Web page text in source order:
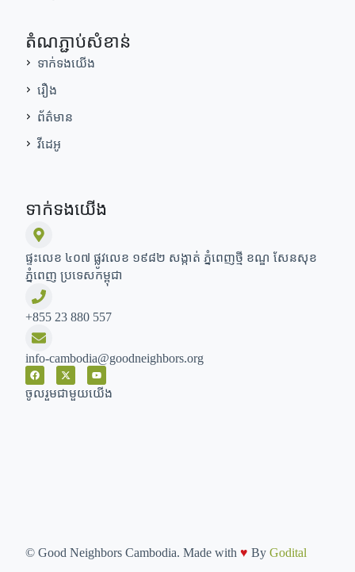
តំណភ្ជាប់សំខាន់
ទាក់ទងយើង
រឿង
ព័ត៌មាន
វីដេអូ
ទាក់ទងយើង
ផ្ទះលេខ ៤០៧ ផ្លូវលេខ ១៩៨២ សង្កាត់ ភ្នំពេញថ្មី ខណ្ឌ សែនសុខ
ភ្នំពេញ ប្រទេសកម្ពុជា
+855 23 880 557
info-cambodia@goodneighbors.org
ចូលរួមជាមួយយើង
©Good Neighbors Cambodia. Made with♥ByGodital